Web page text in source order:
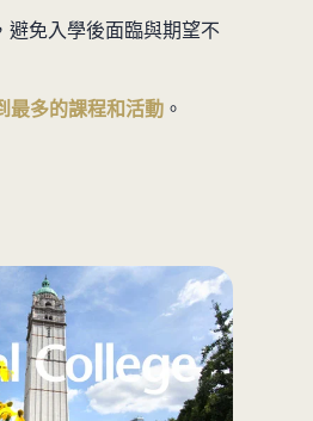
避免入學後面臨與期望不
最多的課程和活動 。